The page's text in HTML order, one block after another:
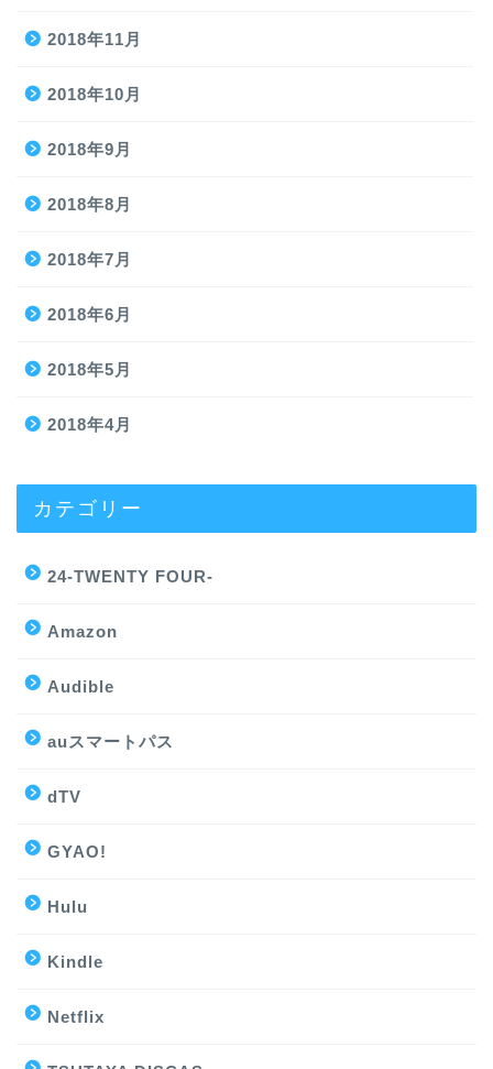
2018年11月
2018年10月
2018年9月
2018年8月
2018年7月
2018年6月
2018年5月
2018年4月
カテゴリー
24-TWENTY FOUR-
Amazon
Audible
auスマートパス
dTV
GYAO!
Hulu
Kindle
Netflix